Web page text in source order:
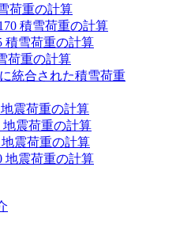
荷重の計算
積雪荷重の計算
積雪荷重の計算
荷重の計算
統合された積雪荷重
地震荷重の計算
地震荷重の計算
地震荷重の計算
地震荷重の計算